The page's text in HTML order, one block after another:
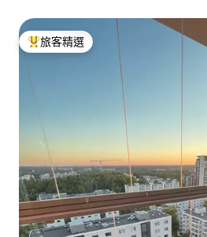
旅客精選榜首
旅客精選